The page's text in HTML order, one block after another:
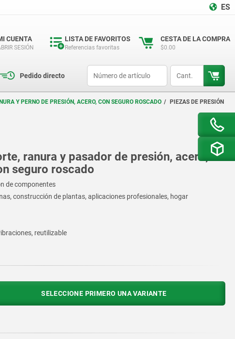
ES
CUENTA
SESIÓN
LISTA DE FAVORITOS
Referencias favoritas
CESTA DE LA COMPRA
$0.00
Pedido directo
Y PERNO DE PRESIÓN, ACERO, CON SEGURO ROSCADO
PIEZAS DE PRESIÓN
ranura y pasador de presión, acero,
seguro roscado
de componentes
construcción de plantas, aplicaciones profesionales, hogar
reutilizable
SELECCIONE PRIMERO UNA VARIANTE